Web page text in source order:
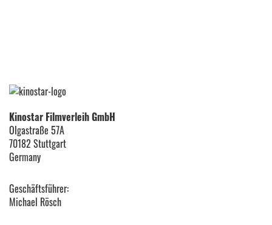
Kinostar Filmverleih GmbH
Olgastraße 57A
70182 Stuttgart
Germany
Geschäftsführer:
Michael Rösch